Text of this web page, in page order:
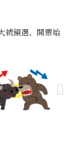
統領選、開票始